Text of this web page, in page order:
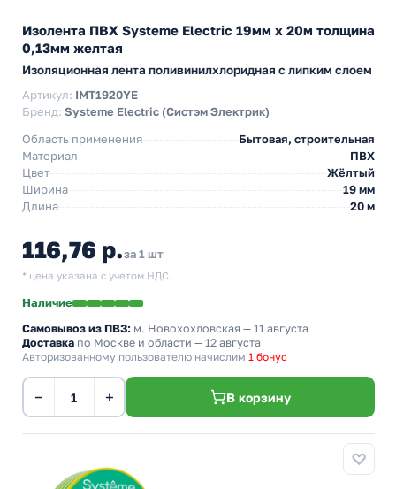
Изолента ПВХ Systeme Electric 19мм х 20м толщина
0,13мм желтая
Изоляционная лента поливинилхлоридная с липким слоем
Артикул: IMT1920YE
Бренд: Systeme Electric (Систэм Электрик)
Область применения
Бытовая, строительная
Материал
ПВХ
Цвет
Жёлтый
Ширина
19 мм
Длина
20 м
116,76 р.за 1 шт
* цена указана с учетом НДС.
Наличие
Самовывоз из ПВЗ: м. Новохохловская — 11 августа
Доставка по Москве и области — 12 августа
Авторизованному пользователю начислим 1 бонус
− + В корзину